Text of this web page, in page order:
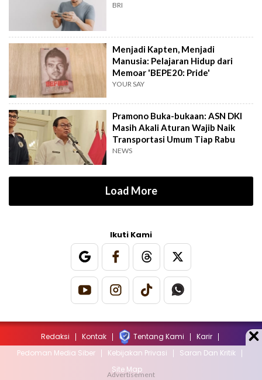
BRI
Menjadi Kapten, Menjadi
Manusia: Pelajaran Hidup dari
Memoar 'BEPE20: Pride'
YOUR SAY
Pramono Buka-bukaan: ASN DKI
Masih Akali Aturan Wajib Naik
Transportasi Umum Tiap Rabu
NEWS
Load More
Ikuti Kami
Redaksi Kontak Tentang Kami
Karir
Pedoman Media Siber
Kebijakan Privasi
Saran Dan Kritik
Site Map